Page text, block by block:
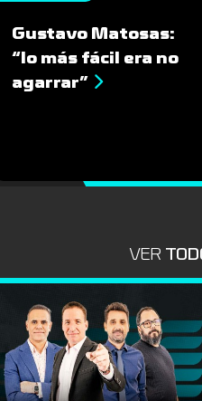
Gustavo Matosas:
“lo más fácil era no
agarrar”
VER